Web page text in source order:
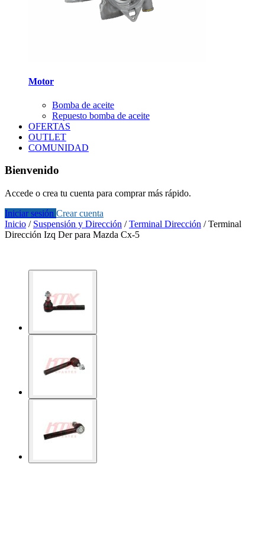
Motor
Bomba de aceite
Repuesto bomba de aceite
OFERTAS
OUTLET
COMUNIDAD
Bienvenido
Accede o crea tu cuenta para comprar más rápido.
Iniciar sesión Crear cuenta
Inicio / Suspensión y Dirección /Terminal Dirección /Terminal
Dirección Izq Der para Mazda Cx-5